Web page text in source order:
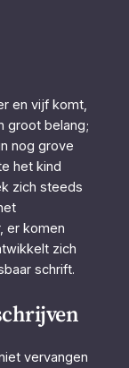
en vijf komt,
groot belang;
nog grove
het kind
zich steeds
er komen
zich
schrift.
vervangen